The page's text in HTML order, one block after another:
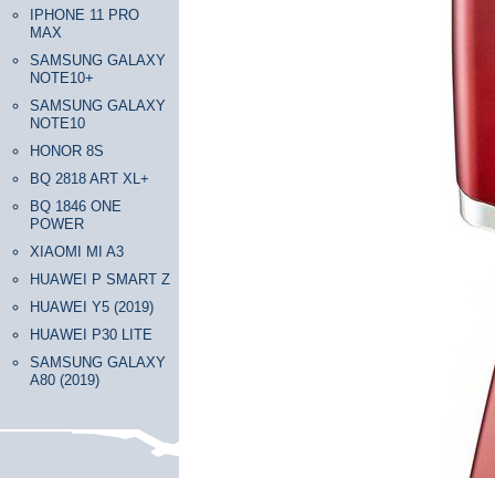
IPHONE 11 PRO
MAX
SAMSUNG GALAXY
NOTE10+
SAMSUNG GALAXY
NOTE10
HONOR 8S
BQ 2818 ART XL+
BQ 1846 ONE
POWER
XIAOMI MI A3
HUAWEI P SMART Z
HUAWEI Y5 (2019)
HUAWEI P30 LITE
SAMSUNG GALAXY
A80 (2019)